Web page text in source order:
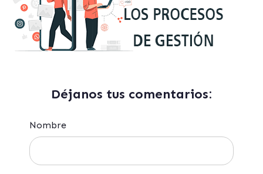
Déjanos tus comentarios:
Nombre